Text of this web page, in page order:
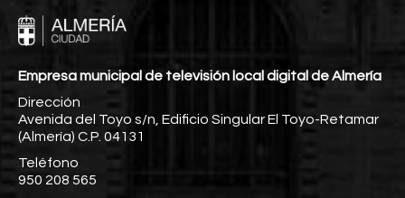
Empresa municipal de televisión local digital de Almería
Dirección
Avenida del Toyo s/n, Edificio Singular El Toyo-Retamar
(Almería) C.P. 04131
Teléfono
950 208 565